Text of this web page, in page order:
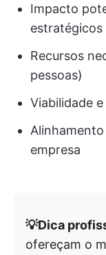
Impacto
estratégicos
Recursos
pessoas)
Viabilidade
empresa
💡Dica
ofereçam o